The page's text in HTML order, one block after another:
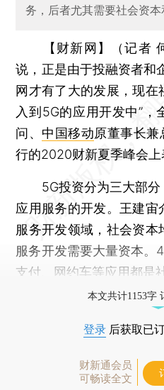
务，后者尤其需要社会资本
【财新网】（记者
说，正是由于投融资者和
网才有了大的发展，现
入到5G的应用开发中”
问、 中国移动原董事长兼
行的2020财新夏季峰会上
5G投资分为三大部分
应用服务的开发。王建宙
服务开发领域，社会资本
服务开发需要大量资本。
支付、网约车等应用都是
本文共计1153字
登录 后获取已
财新通会员
可畅读全文